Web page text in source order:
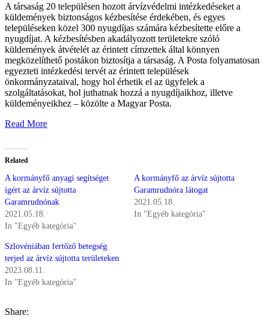
A társaság 20 településen hozott árvízvédelmi intézkedéseket a
küldemények biztonságos kézbesítése érdekében, és egyes
településeken közel 300 nyugdíjas számára kézbesítette előre a
nyugdíjat. A kézbesítésben akadályozott területekre szóló
küldemények átvételét az érintett címzettek által könnyen
megközelíthető postákon biztosítja a társaság. A Posta folyamatosan
egyezteti intézkedési tervét az érintett települések
önkormányzataival, hogy hol érhetik el az ügyfelek a
szolgáltatásokat, hol juthatnak hozzá a nyugdíjaikhoz, illetve
küldeményeikhez – közölte a Magyar Posta.
Read More
Related
A kormányfő anyagi segítséget
ígért az árvíz sújtotta
Garamrudnónak
2021.05.18.
In "Egyéb kategória"
A kormányfő az árvíz sújtotta
Garamrudnóra látogat
2021.05.18.
In "Egyéb kategória"
Szlovéniában fertőző betegség
terjed az árvíz sújtotta területeken
2023.08.11.
In "Egyéb kategória"
Share: